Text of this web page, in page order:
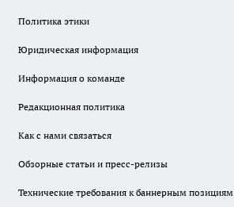
Политика этики
Юридическая информация
Информация о команде
Редакционная политика
Как с нами связаться
Обзорные статьи и пресс-релизы
Технические требования к баннерным позициям